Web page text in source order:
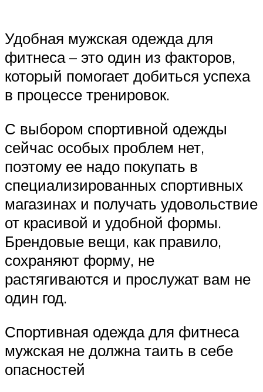
Удобная мужская одежда для
фитнеса – это один из факторов,
который помогает добиться успеха
в процессе тренировок.
С выбором спортивной одежды
сейчас особых проблем нет,
поэтому ее надо покупать в
специализированных спортивных
магазинах и получать удовольствие
от красивой и удобной формы.
Брендовые вещи, как правило,
сохраняют форму, не
растягиваются и прослужат вам не
один год.
Спортивная одежда для фитнеса
мужская не должна таить в себе
опасностей